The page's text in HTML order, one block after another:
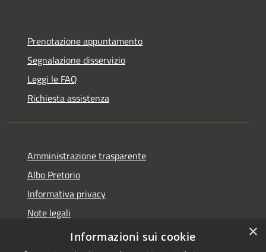
Prenotazione appuntamento
Segnalazione disservizio
Leggi le FAQ
Richiesta assistenza
Amministrazione trasparente
Albo Pretorio
Informativa privacy
Note legali
Dichiarazione di accessibilità
×
Informazioni sui cookie